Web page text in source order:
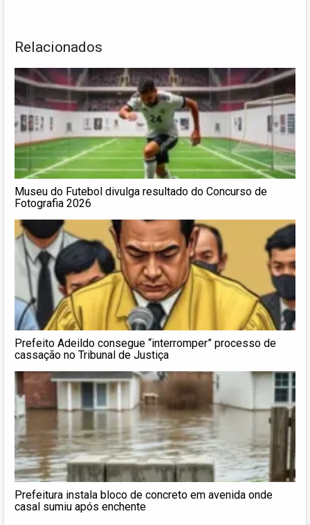
Relacionados
Museu do Futebol divulga resultado do Concurso de
Fotografia 2026
Prefeito Adeildo consegue “interromper” processo de
cassação no Tribunal de Justiça
Prefeitura instala bloco de concreto em avenida onde
casal sumiu após enchente